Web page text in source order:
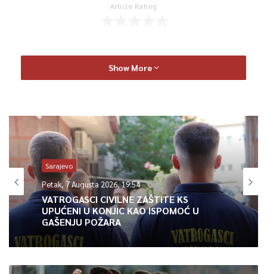
Article Rating
Show More
Sarajevo
Petak, 7 Augusta 2026, 19:54
VATROGASCI CIVILNE ZAŠTITE KS
UPUĆENI U KONJIC KAO ISPOMOĆ U
GAŠENJU POŽARA